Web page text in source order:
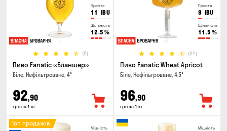
Гіркота
11 IBU
Щільність
12.5 %
(8)
Пиво Fanatic «Бланшер»
Біле, Нефільтроване, 4°
92,90
грн за 1 кг
Гіркота
9 IBU
Щільність
11.5 %
(21)
Пиво Fanatic Wheat Apricot
Біле, Нефільтроване, 4.5°
96,90
грн за 1 кг
Міцність
Топ продажів
Міцність